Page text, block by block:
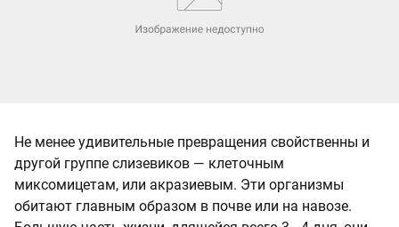
Не менее удивительные превращения свойственны и
другой группе слизевиков — клеточным
миксомицетам, или акразиевым. Эти организмы
обитают главным образом в почве или на навозе.